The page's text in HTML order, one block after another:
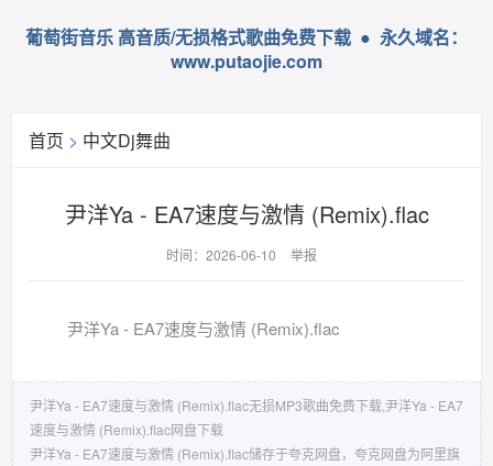
葡萄街音乐 高音质/无损格式歌曲免费下载 ● 永久域名：
www.putaojie.com
首页 > 中文Dj舞曲
尹洋Ya - EA7速度与激情 (Remix).flac
时间：2026-06-10 举报
尹洋Ya - EA7速度与激情 (Remix).flac
尹洋Ya - EA7速度与激情 (Remix).flac无损MP3歌曲免费下载,尹洋Ya - EA7
速度与激情 (Remix).flac网盘下载
尹洋Ya - EA7速度与激情 (Remix).flac储存于夸克网盘，夸克网盘为阿里旗